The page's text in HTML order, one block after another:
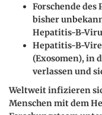
Forschende
bisher
Hepatitis-B-
Hepatitis-B-
(Exosomen), in
verlassen und
Weltweit infizieren
Menschen mit dem